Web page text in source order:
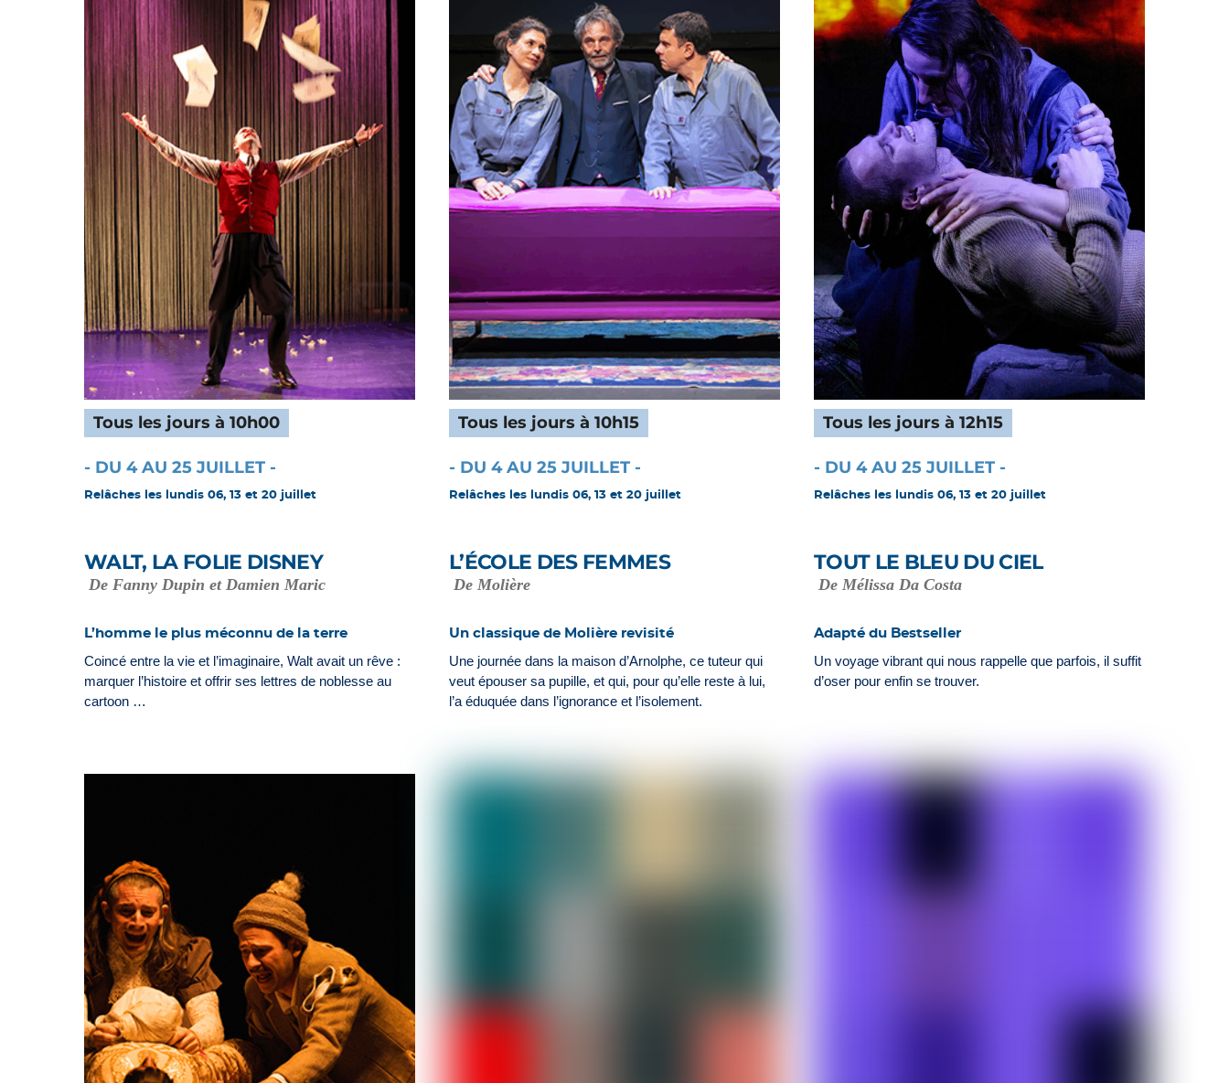
Tous les jours à 10h00
- DU 4 AU 25 JUILLET -
Relâches les lundis 06, 13 et 20 juillet
WALT, LA FOLIE DISNEY
De Fanny Dupin et Damien Maric
L’homme le plus méconnu de la terre
Coincé entre la vie et l’imaginaire, Walt avait un rêve :
marquer l’histoire et offrir ses lettres de noblesse au
cartoon …
Tous les jours à 10h15
- DU 4 AU 25 JUILLET -
Relâches les lundis 06, 13 et 20 juillet
L’ÉCOLE DES FEMMES
De Molière
Un classique de Molière revisité
Une journée dans la maison d’Arnolphe, ce tuteur qui
veut épouser sa pupille, et qui, pour qu’elle reste à lui,
l’a éduquée dans l’ignorance et l’isolement.
Tous les jours à 12h15
- DU 4 AU 25 JUILLET -
Relâches les lundis 06, 13 et 20 juillet
TOUT LE BLEU DU CIEL
De Mélissa Da Costa
Adapté du Bestseller
Un voyage vibrant qui nous rappelle que parfois, il suffit
d’oser pour enfin se trouver.